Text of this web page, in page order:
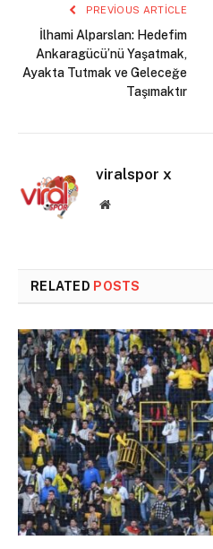
PREVIOUS ARTICLE
İlhami Alparslan: Hedefim
Ankaragücü’nü Yaşatmak,
Ayakta Tutmak ve Geleceğe
Taşımaktır
viralspor x
Website
RELATED POSTS